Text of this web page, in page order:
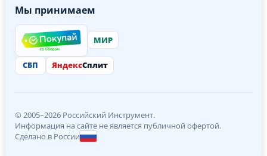
Мы принимаем
МИР
СБП ЯндексСплит
© 2005–2026 Российский Инструмент.
Информация на сайте не является публичной офертой.
Сделано в России